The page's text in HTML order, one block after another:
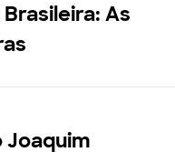
As
Joaquim